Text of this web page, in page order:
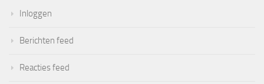
Inloggen
Berichten feed
Reacties feed